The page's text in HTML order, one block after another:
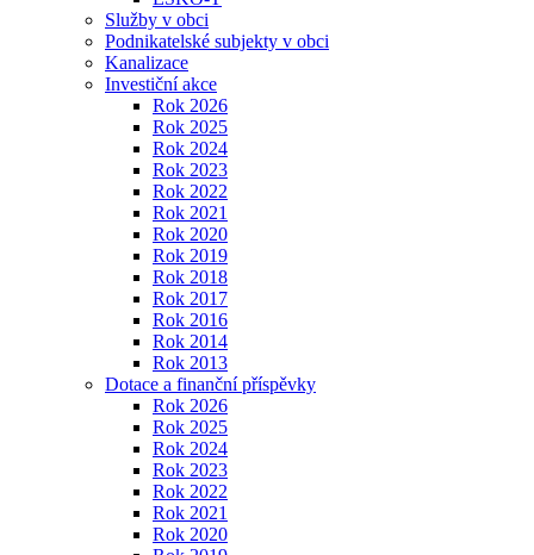
Služby v obci
Podnikatelské subjekty v obci
Kanalizace
Investiční akce
Rok 2026
Rok 2025
Rok 2024
Rok 2023
Rok 2022
Rok 2021
Rok 2020
Rok 2019
Rok 2018
Rok 2017
Rok 2016
Rok 2014
Rok 2013
Dotace a finanční příspěvky
Rok 2026
Rok 2025
Rok 2024
Rok 2023
Rok 2022
Rok 2021
Rok 2020